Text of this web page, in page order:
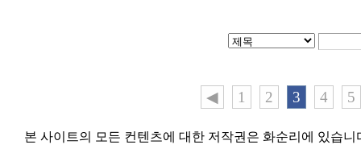
◀ 1 2 3 4 5
본 사이트의 모든 컨텐츠에 대한 저작권은 화순리에 있습